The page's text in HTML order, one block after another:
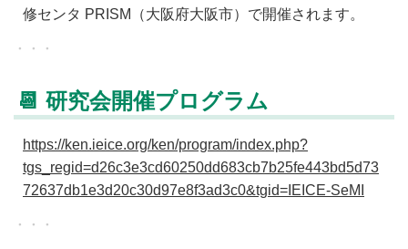
修センタ PRISM（大阪府大阪市）で開催されます。
📆 研究会開催プログラム
https://ken.ieice.org/ken/program/index.php?
tgs_regid=d26c3e3cd60250dd683cb7b25fe443bd5d73
72637db1e3d20c30d97e8f3ad3c0&tgid=IEICE-SeMI